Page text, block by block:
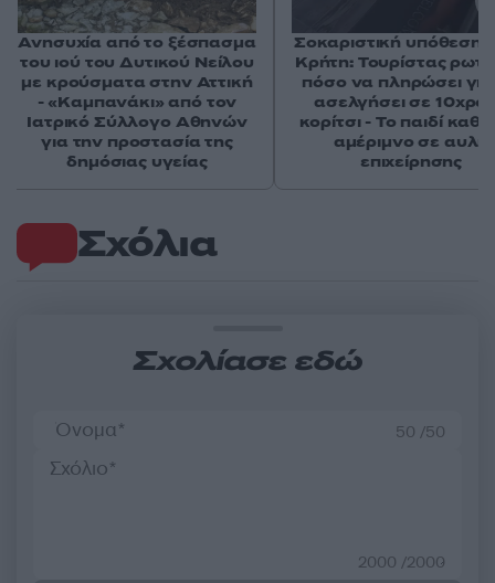
Σχόλια
Σχολίασε εδώ
50 /50
2000 /2000
Ανησυχία από το ξέσπασμα
του ιού του Δυτικού Νείλου
με κρούσματα στην Αττική
- «Καμπανάκι» από τον
Ιατρικό Σύλλογο Αθηνών
για την προστασία της
δημόσιας υγείας
Σοκαριστική υπόθεση
Κρήτη: Τουρίστας
πόσο να πληρώσει
ασελγήσει σε
κορίτσι - Το παιδί
αμέριμνο σε αυλή
επιχείρησης